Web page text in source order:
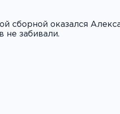
сборной оказался
не забивали.